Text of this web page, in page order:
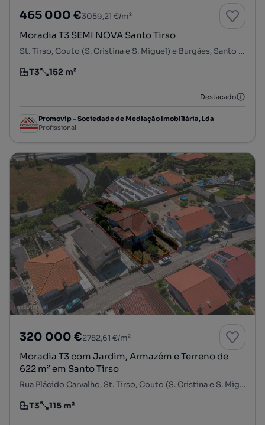
465 000 €3059,21 €/m²
Moradia T3 SEMI NOVA Santo Tirso
St. Tirso, Couto (S. Cristina e S. Miguel) e Burgães, Santo Tirso, Porto
Tipologia
T3
Preço por metro quadrado
152 m²
Destacado
Promovip - Sociedade de Mediação Imobiliária, Lda
Profissional
320 000 €2782,61 €/m²
Moradia T3 com Jardim, Armazém e Terreno de
622 m² em Santo Tirso
Rua Plácido Carvalho, St. Tirso, Couto (S. Cristina e S. Miguel) e Burgães, Santo Tirso, Porto
Tipologia
T3
Preço por metro quadrado
115 m²